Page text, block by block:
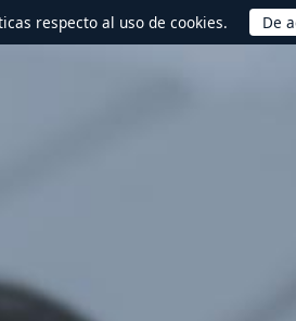
respecto al uso de cookies.